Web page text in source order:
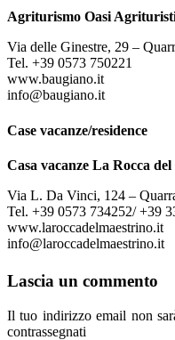
Agriturismo Oasi
Via delle Ginestre, 29 –
Tel. +39 0573 750221
www.baugiano.it
info@baugiano.it
Case vacanze/residence
Casa vacanze La Rocca
Via L. Da Vinci, 124 –
Tel. +39 0573 734252/ +39
www.laroccadelmaestrino.it
info@laroccadelmaestrino.it
Lascia un commento
Il tuo indirizzo email non
contrassegnati